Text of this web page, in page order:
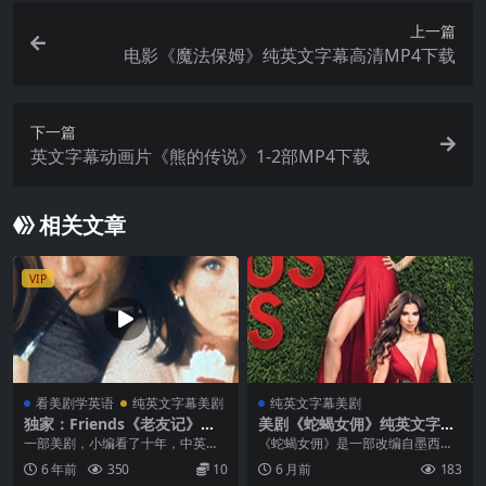
上一篇
电影《魔法保姆》纯英文字幕高清MP4下载
下一篇
英文字幕动画片《熊的传说》1-2部MP4下载
相关文章
VIP
看美剧学英语 纯英文字幕美剧
独家：Friends《老友记》全
十季纯英文字幕高清MP4下载
一部美剧，小编看了十年，中英版
看了六遍。纯英文字幕第四遍，我
不是个恋旧的人却挡不住她的经
6 年前 350 10
纯英文字幕美剧
美剧《蛇蝎女佣》纯英文字幕
MP4下载
《蛇蝎女佣》是一部改编自墨西哥
热门剧集、由《绝望的主妇》制作
人马克·切利开发的美国黑色喜剧悬
6 月前 183